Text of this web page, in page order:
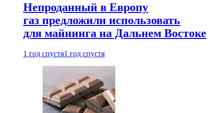
Непроданный в Европу
газ предложили использовать
для майнинга на Дальнем Востоке
1 год спустя1 год спустя